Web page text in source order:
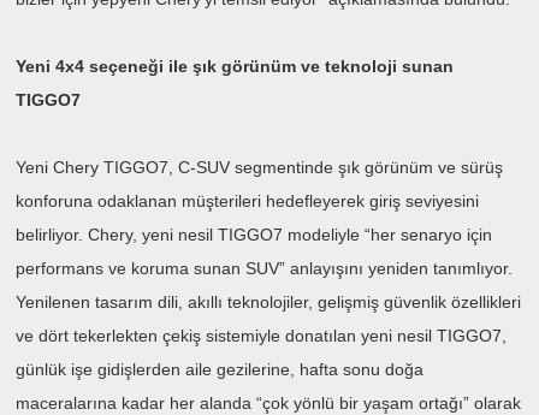
Yeni 4x4 seçeneği ile şık görünüm ve teknoloji sunan
TIGGO7
Yeni Chery TIGGO7, C-SUV segmentinde şık görünüm ve sürüş
konforuna odaklanan müşterileri hedefleyerek giriş seviyesini
belirliyor. Chery, yeni nesil TIGGO7 modeliyle “her senaryo için
performans ve koruma sunan SUV” anlayışını yeniden tanımlıyor.
Yenilenen tasarım dili, akıllı teknolojiler, gelişmiş güvenlik özellikleri
ve dört tekerlekten çekiş sistemiyle donatılan yeni nesil TIGGO7,
günlük işe gidişlerden aile gezilerine, hafta sonu doğa
maceralarına kadar her alanda “çok yönlü bir yaşam ortağı” olarak